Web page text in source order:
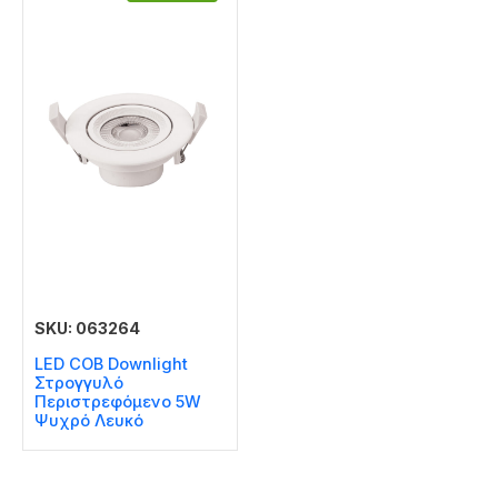
SKU: 063264
LED COB Downlight
Στρογγυλό
Περιστρεφόμενο 5W
Ψυχρό Λευκό